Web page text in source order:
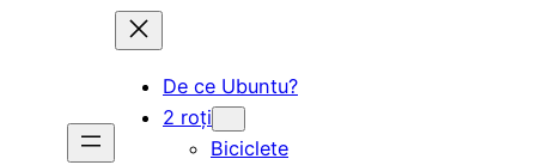
De ce Ubuntu?
2 roți
Biciclete